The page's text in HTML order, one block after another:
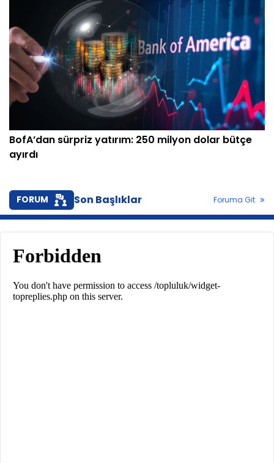
BofA’dan sürpriz yatırım: 250 milyon dolar bütçe
ayırdı
FORUM Son Başlıklar Foruma Git